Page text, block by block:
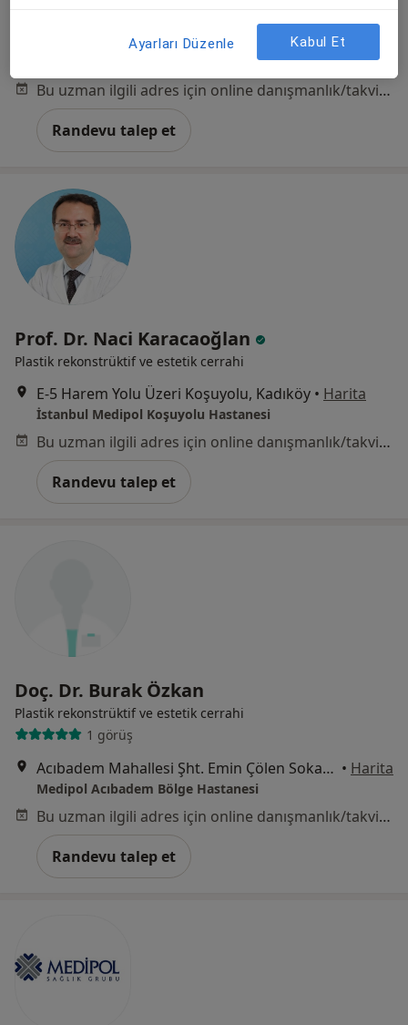
Acıbadem Mahallesi Şht. Emin Çölen Sokağı No:4, Kadıköy •
Medipol Acıbadem Bölge Hastanesi
Bu uzman ilgili adres için online danışmanlık/takvim sunmuyor.
Randevu talep et
Prof. Dr. Naci Karacaoğlan
Plastik rekonstrüktif ve estetik cerrahi
E-5 Harem Yolu Üzeri Koşuyolu, Kadıköy • Harita
İstanbul Medipol Koşuyolu Hastanesi
Bu uzman ilgili adres için online danışmanlık/takvim sunmuyor.
Randevu talep et
Doç. Dr. Burak Özkan
Plastik rekonstrüktif ve estetik cerrahi
1 görüş
Acıbadem Mahallesi Şht. Emin Çölen Sokağı No:4, Kadıköy • Harita
Medipol Acıbadem Bölge Hastanesi
Bu uzman ilgili adres için online danışmanlık/takvim sunmuyor.
Randevu talep et
Ayarları Düzenle Kabul Et